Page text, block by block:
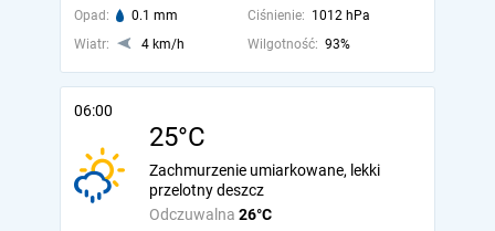
Opad: 0.1 mm Ciśnienie: 1012 hPa
Wiatr:
4 km/h Wilgotność: 93%
06:00
25°C
Odczuwalna 26°C
Zachmurzenie umiarkowane, lekki
przelotny deszcz